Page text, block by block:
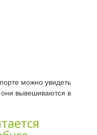
можно увидеть
вывешиваются в